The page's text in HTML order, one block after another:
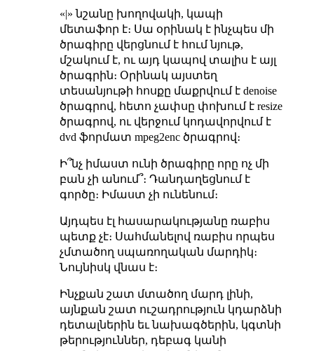
«|» նշանը խողովակի, կապի
մետաֆոր է։ Սա օրինակ է ինչպես մի
ծրագիրը վերցնում է հում նյութ,
մշակում է, ու այդ կապով տալիս է այլ
ծրագրին։ Օրինակ այստեղ
տեսանյութի հոսքը մաքրվում է denoise
ծրագրով, հետո չափսը փոխում է resize
ծրագրով, ու վերջում կոդավորվում է
dvd ֆորմատ mpeg2enc ծրագրով։
Ի՞նչ իմաստ ունի ծրագիրը որը ոչ մի
բան չի անում՞։ Դանդաղեցնում է
գործը։ Իմաստ չի ունենում։
Այդպես էլ հասարակությանը ռաբիս
պետք չէ։ Սահմանելով ռաբիս որպես
չմտածող սպառողական մարդիկ։
Նույնիսկ վնաս է։
Ինչքան շատ մտածող մարդ լինի,
այնքան շատ ուշադրություն կդարձնի
դետալներին եւ նախագծերին, կգտնի
թերություններ, դեբագ կանի